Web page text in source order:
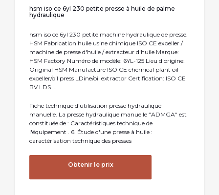
hsm iso ce 6yl 230 petite presse à huile de palme
hydraulique
hsm iso ce 6yl 230 petite machine hydraulique de presse.
HSM Fabrication huile usine chimique ISO CE expeller /
machine de presse d'huile / extracteur d'huile Marque:
HSM Factory Numéro de modèle: 6YL-125 Lieu d'origine:
Original HSM Manufacture ISO CE chemical plant oil
expeller/oil press LDine/oil extractor Certification: ISO CE
BV LDS ...
Fiche technique d'utilisation presse hydraulique
manuelle. La presse hydraulique manuelle “ADMGA“ est
constituée de : Caractéristiques technique de
l'équipement . 6. Étude d'une presse à huile :
caractérisation technique des presses
Obtenir le prix